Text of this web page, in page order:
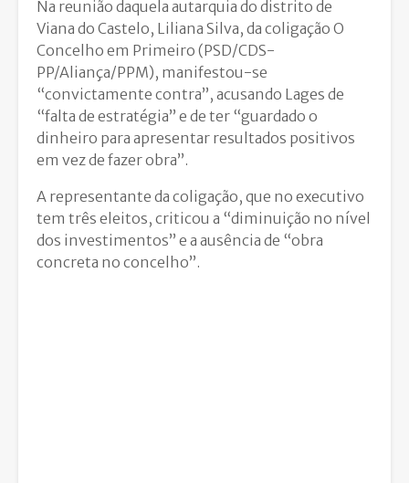
Na reunião daquela autarquia do distrito de
Viana do Castelo, Liliana Silva, da coligação O
Concelho em Primeiro (PSD/CDS-
PP/Aliança/PPM), manifestou-se
“convictamente contra”, acusando Lages de
“falta de estratégia” e de ter “guardado o
dinheiro para apresentar resultados positivos
em vez de fazer obra”.
A representante da coligação, que no executivo
tem três eleitos, criticou a “diminuição no nível
dos investimentos” e a ausência de “obra
concreta no concelho”.